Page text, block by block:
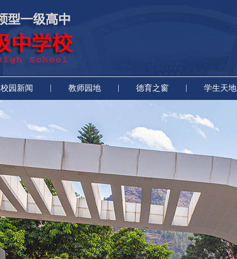
校园新闻 | 教师园地 | 德育之窗 | 学生天地